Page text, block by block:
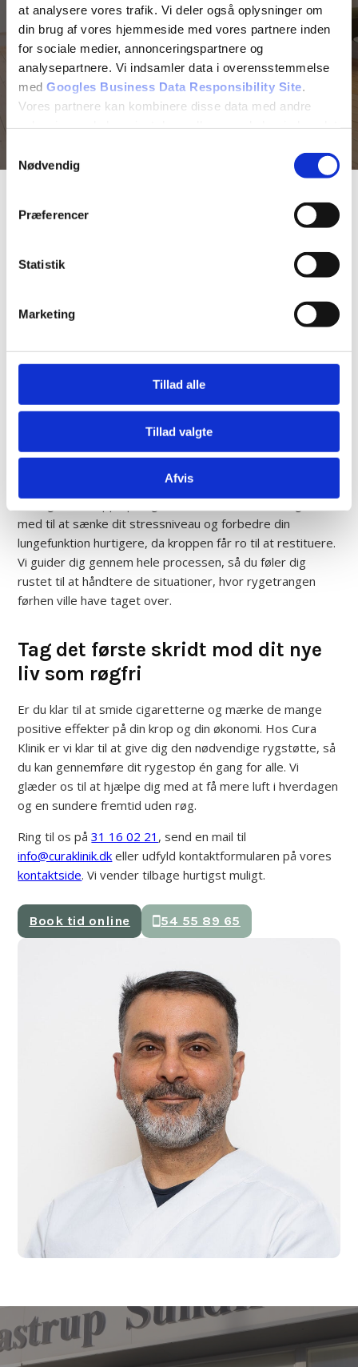
at analysere vores trafik. Vi deler også oplysninger om
din brug af vores hjemmeside med vores partnere inden
for sociale medier, annonceringspartnere og
analysepartnere. Vi indsamler data i overensstemmelse
med Googles Business Data Responsibility Site
Vores partnere kan kombinere disse data med andre
Nødvendig
Præferencer
Statistik
Marketing
Tillad alle
Tillad valgte
Afvis
Via Google
Læs flere anmeldelser her
Professionelt rygestop der
og NADA-metoden til at
balancere din krop. Vi går aldrig på kompromis med
nikotinmangel skaber. Ved at stimulere specifikke punkter i
endorfiner, der gør det langt lettere at modstå fristelsen
og holde fokus på dit mål.
behagelig overgang til livet som ikke-ryger, end hvis de
med til at sænke dit stressniveau og forbedre din
lungefunktion hurtigere, da kroppen får ro til at restituere.
Vi guider dig gennem hele processen, så du føler dig
rustet til at håndtere de situationer, hvor rygetrangen
førhen ville have taget over.
Tag det første skridt mod dit nye
liv som røgfri
Er du klar til at smide cigaretterne og mærke de mange
positive effekter på din krop og din økonomi. Hos Cura
Klinik er vi klar til at give dig den nødvendige rygstøtte, så
du kan gennemføre dit rygestop én gang for alle. Vi
glæder os til at hjælpe dig med at få mere luft i hverdagen
og en sundere fremtid uden røg.
Ring til os på31 16 02 21 , send en mail til
info@curaklinik.dk eller udfyld kontaktformularen på vores
kontaktside. Vi vender tilbage hurtigst muligt.
Book tid online 54 55 89 65